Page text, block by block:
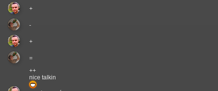
+
-
+
=
++
nice talkin